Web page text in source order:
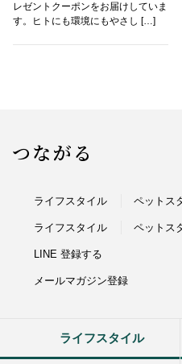
レゼントクーポンをお届けしていま
す。ヒトにも環境にもやさし […]
つながる
ライフスタイル ペットス
ライフスタイル ペットス
LINE 登録する
メールマガジン登録
ライフスタイル